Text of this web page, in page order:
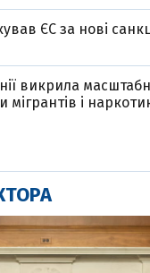
ЄС за нові
викрила
мігрантів і